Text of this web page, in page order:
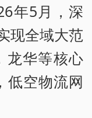
年5月，深
现全域大范
龙华等核心
低空物流网